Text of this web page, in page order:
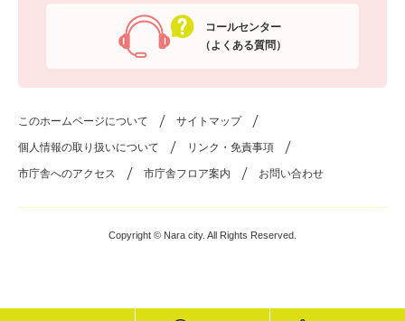
コールセンター
（よくある質問）
このホームページについて サイトマップ
個人情報の取り扱いについて リンク・免責事項
市庁舎へのアクセス 市庁舎フロア案内 お問い合わせ
Copyright © Nara city. All Rights Reserved.